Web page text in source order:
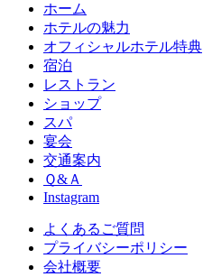
ホーム
ホテルの魅力
オフィシャルホテル特典
宿泊
レストラン
ショップ
スパ
宴会
交通案内
Ｑ&Ａ
Instagram
よくあるご質問
プライバシーポリシー
会社概要